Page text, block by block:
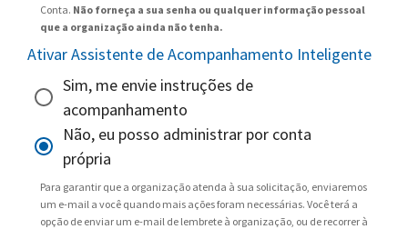
Conta. Não forneça a sua senha ou qualquer informação pessoal
que a organização ainda não tenha.
Ativar Assistente de Acompanhamento Inteligente
Sim, me envie instruções de
acompanhamento
Não, eu posso administrar por conta
própria
Para garantir que a organização atenda à sua solicitação, enviaremos
um e-mail a você quando mais ações foram necessárias. Você terá a
opção de enviar um e-mail de lembrete à organização, ou de recorrer à